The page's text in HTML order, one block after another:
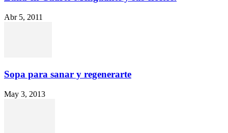
Abr 5, 2011
Sopa para sanar y regenerarte
May 3, 2013